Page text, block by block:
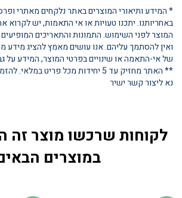
* המידע ותיאורי המוצרים באתר נלקחים מאתרי
באחריותנו. יתכנו טעויות או אי התאמות, יש לקרוא
המוצר לפני השימוש. התמונות והתאריכים
ואין להסתמך עליהם. אנו עושים מאמץ להציג מידע
של אי-התאמה או שינויים בפרטי המוצר, המידע על
** האתר מחזיק עד 5 יחידות מכל פריט
נא ליצור קשר ישיר
לקוחות שרכשו מוצר זה
במוצרים